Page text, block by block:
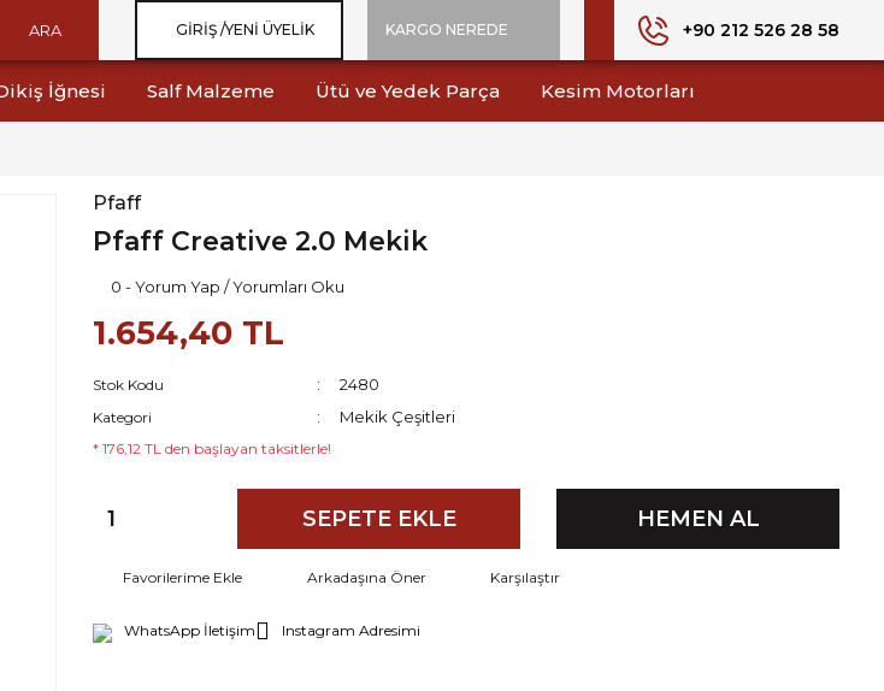
ARA GIRIŞ /YENI ÜYELIK KARGO NEREDE +90 212 526 28 58
İğnesi Salf Malzeme Ütü ve Yedek Parça Kesim Motorları
Pfaff
Pfaff Creative 2.0 Mekik
0 - Yorum Yap / Yorumları Oku
1.654,40 TL
Stok Kodu 2480
Kategori Mekik Çeşitleri
* 176,12 TL den başlayan taksitlerle!
SEPETE EKLE HEMEN AL
Arkadaşına Öner Karşılaştır
WhatsApp İletişim Instagram Adresimi